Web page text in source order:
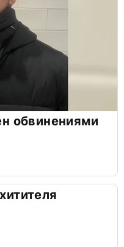
обвинениями